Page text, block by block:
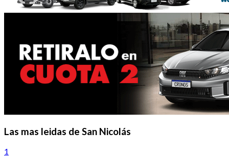
Las mas leidas de San Nicolás
1